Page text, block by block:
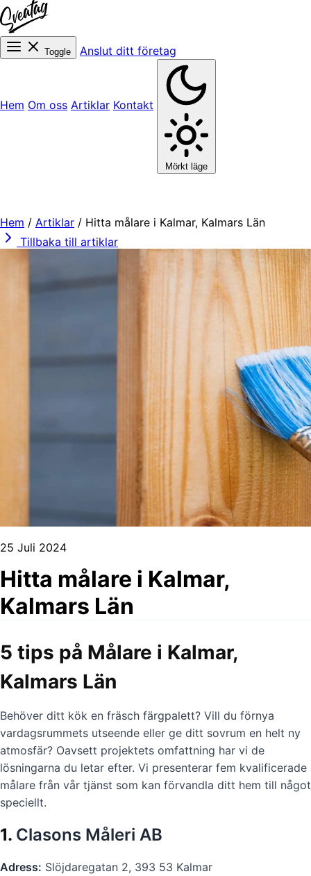
Toggle Anslut ditt företag
Hem Om oss Artiklar Kontakt
Mörkt läge
Hem / Artiklar / Hitta målare i Kalmar, Kalmars Län
Tillbaka till artiklar
25 Juli 2024
Hitta målare i Kalmar,
Kalmars Län
5 tips på Målare i Kalmar,
Kalmars Län
Behöver ditt kök en fräsch färgpalett? Vill du förnya
vardagsrummets utseende eller ge ditt sovrum en helt ny
atmosfär? Oavsett projektets omfattning har vi de
lösningarna du letar efter. Vi presenterar fem kvalificerade
målare från vår tjänst som kan förvandla ditt hem till något
speciellt.
1. Clasons Måleri AB
Adress: Slöjdaregatan 2, 393 53 Kalmar